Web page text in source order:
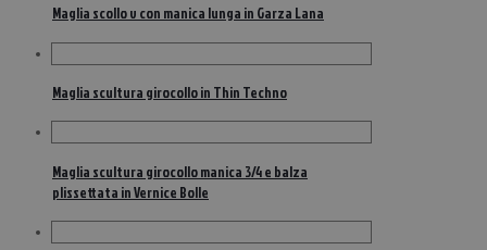
Maglia scollo v con manica lunga in Garza Lana
Maglia scultura girocollo in Thin Techno
Maglia scultura girocollo manica 3/4 e balza
plissettata in Vernice Bolle